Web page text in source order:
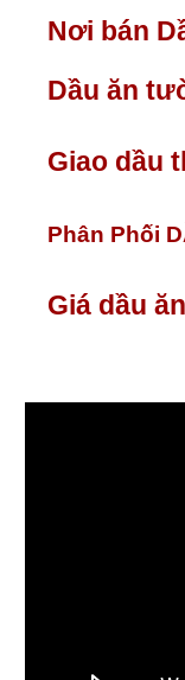
Nơi bán
Dầu ăn
Giao dầu
Phân Phối
Giá dầu